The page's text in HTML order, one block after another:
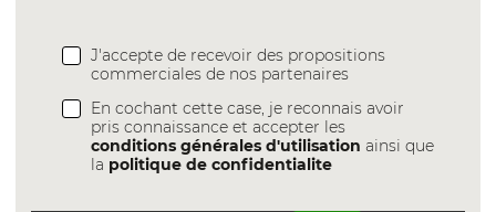
J'accepte de recevoir des propositions
commerciales de nos partenaires
En cochant cette case, je reconnais avoir
pris connaissance et accepter les
conditions générales d'utilisation ainsi que
la politique de confidentialite